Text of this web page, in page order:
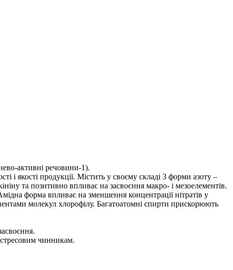
активні речовини-1).
і якості продукції. Містить у своєму складі 3 форми азоту –
та позитивно впливає на засвоєння макро- і мезоелементів.
форма впливає на зменшення концентрації нітратів у
молекул хлорофілу. Багатоатомні спирти прискорюють
стресовим чинникам.